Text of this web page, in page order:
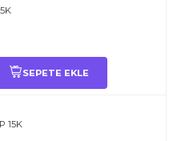
SEPETE EKLE
15K